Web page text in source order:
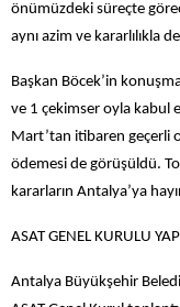
önümüzdeki süreçte
aynı azim ve kararlılıkla
Başkan Böcek’in
ve 1 çekimser oyla kabul
Mart’tan itibaren geçerli
ödemesi de görüşüldü.
kararların Antalya’ya
ASAT GENEL KURULU
Antalya Büyükşehir